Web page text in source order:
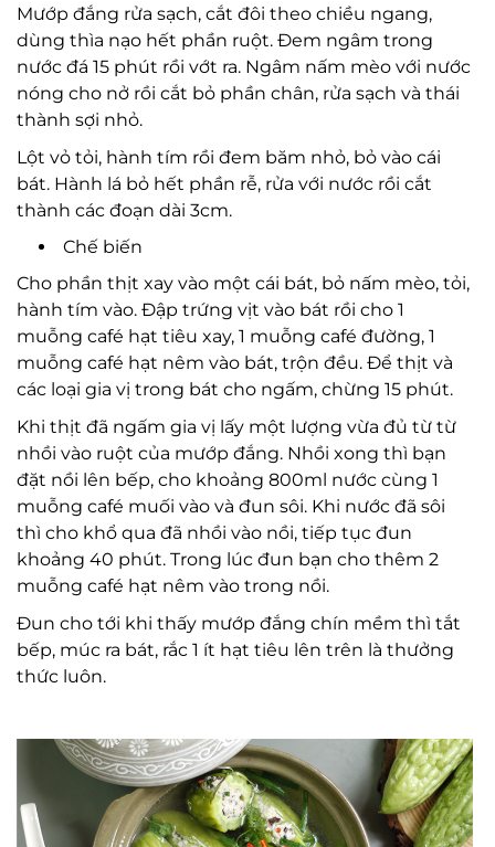
Mướp đắng rửa sạch, cắt đôi theo chiều ngang,
dùng thìa nạo hết phần ruột. Đem ngâm trong
nước đá 15 phút rồi vớt ra. Ngâm nấm mèo với nước
nóng cho nở rồi cắt bỏ phần chân, rửa sạch và thái
thành sợi nhỏ.
Lột vỏ tỏi, hành tím rồi đem băm nhỏ, bỏ vào cái
bát. Hành lá bỏ hết phần rễ, rửa với nước rồi cắt
thành các đoạn dài 3cm.
Chế biến
Cho phần thịt xay vào một cái bát, bỏ nấm mèo, tỏi,
hành tím vào. Đập trứng vịt vào bát rồi cho 1
muỗng café hạt tiêu xay, 1 muỗng café đường, 1
muỗng café hạt nêm vào bát, trộn đều. Để thịt và
các loại gia vị trong bát cho ngấm, chừng 15 phút.
Khi thịt đã ngấm gia vị lấy một lượng vừa đủ từ từ
nhồi vào ruột của mướp đắng. Nhồi xong thì bạn
đặt nồi lên bếp, cho khoảng 800ml nước cùng 1
muỗng café muối vào và đun sôi. Khi nước đã sôi
thì cho khổ qua đã nhồi vào nồi, tiếp tục đun
khoảng 40 phút. Trong lúc đun bạn cho thêm 2
muỗng café hạt nêm vào trong nồi.
Đun cho tới khi thấy mướp đắng chín mềm thì tắt
bếp, múc ra bát, rắc 1 ít hạt tiêu lên trên là thưởng
thức luôn.